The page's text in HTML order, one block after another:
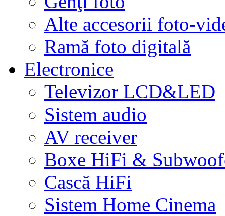
Alte accesorii foto-
Ramă foto digitală
Electronice
Televizor LCD&LED
Sistem audio
AV receiver
Boxe HiFi &
Cască HiFi
Sistem Home Cinema